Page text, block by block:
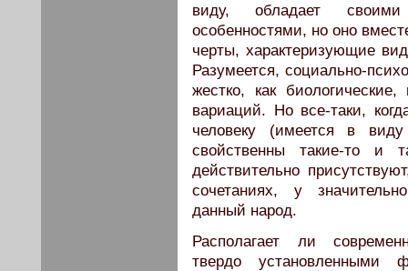
виду, обладает своими
особенностями, но оно
черты, характеризующие
Разумеется, социально-
жестко, как
вариаций. Но все-таки,
человеку (имеется в
свойственны такие-то и
действительно
сочетаниях, у
данный народ.
Располагает ли
твердо